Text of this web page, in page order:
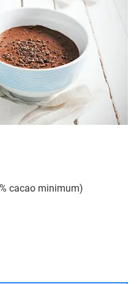
cacao minimum)